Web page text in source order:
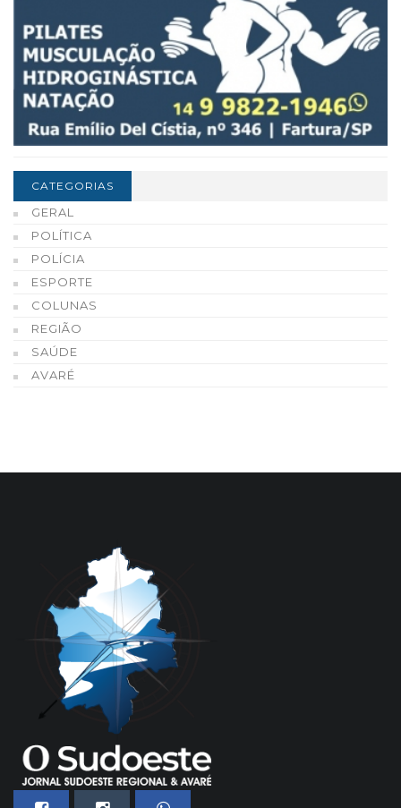
CATEGORIAS
GERAL
POLÍTICA
POLÍCIA
ESPORTE
COLUNAS
REGIÃO
SAÚDE
AVARÉ